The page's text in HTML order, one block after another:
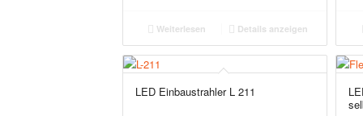
Weiterlesen Details anzeigen
LED Einbaustrahler L 211